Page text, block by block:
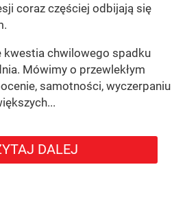
coraz częściej odbijają się
kwestia chwilowego spadku
Mówimy o przewlekłym
samotności, wyczerpaniu
DALEJ